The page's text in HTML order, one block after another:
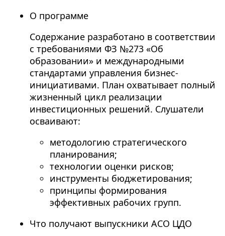
О программе
Содержание разработано в соответствии
с требованиями ФЗ №273 «Об
образовании» и международными
стандартами управления бизнес-
инициативами. План охватывает полный
жизненный цикл реализации
инвестиционных решений. Слушатели
осваивают:
методологию стратегического
планирования;
технологии оценки рисков;
инструменты бюджетирования;
принципы формирования
эффективных рабочих групп.
Что получают выпускники АСО ЦДО